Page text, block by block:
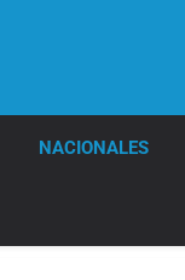
NACIONALES